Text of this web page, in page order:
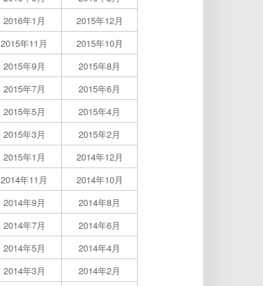
2016年1月
2015年12月
2015年11月
2015年10月
2015年9月
2015年8月
2015年7月
2015年6月
2015年5月
2015年4月
2015年3月
2015年2月
2015年1月
2014年12月
2014年11月
2014年10月
2014年9月
2014年8月
2014年7月
2014年6月
2014年5月
2014年4月
2014年3月
2014年2月